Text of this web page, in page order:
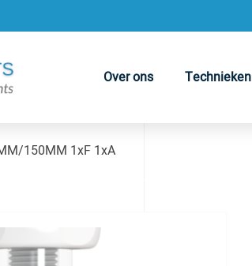
Over ons Technieken
150MM 1xF 1xA